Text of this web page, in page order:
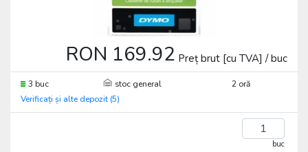
RON 169.92 Preț brut [cu TVA] / buc
3 buc stoc general
2 oră
Verificați și alte depozit (5)
buc